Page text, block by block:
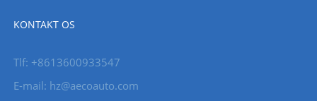
KONTAKT OS
Tlf: +8613600933547
E-mail: hz@aecoauto.com